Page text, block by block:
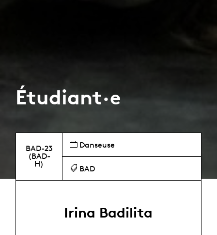
Étudiant·e
BAD-23
(BAD-
H)
Danseuse
BAD
Irina Badilita